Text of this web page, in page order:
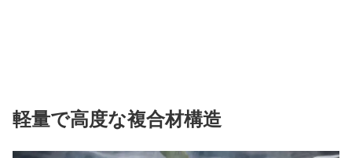
軽量で高度な複合材構造